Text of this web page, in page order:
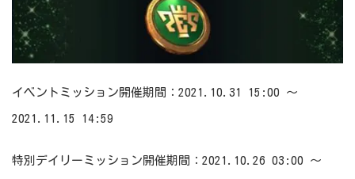
イベントミッション開催期間：2021.10.31 15:00 ～
2021.11.15 14:59
特別デイリーミッション開催期間：2021.10.26 03:00 ～